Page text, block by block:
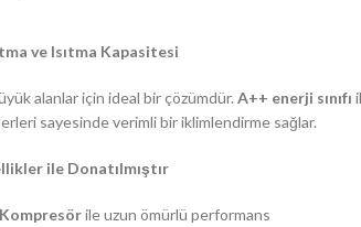
ve Isıtma Kapasitesi
alanlar için ideal bir çözümdür.A++ enerji sınıfı
sayesinde verimli bir iklimlendirme sağlar.
ile Donatılmıştır
ile uzun ömürlü performans